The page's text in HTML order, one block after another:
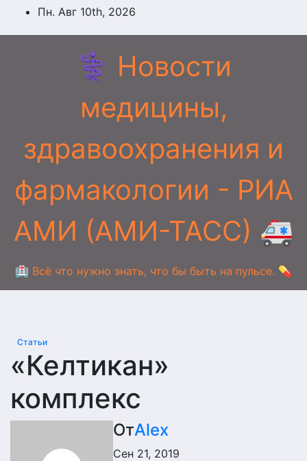
ПерейтиПн. Авг 10th, 2026
⚕️ Новости
медицины,
здравоохранения и
фармакологии - РИА
АМИ (АМИ-ТАСС) 🚑
🏥 Всё что нужно знать, что бы быть на пульсе. 💊
Статьи
«Келтикан»
комплекс
ОтAlex
Сен 21, 2019